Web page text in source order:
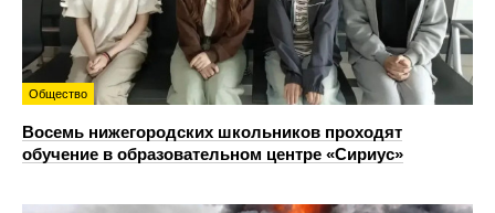
Общество
Восемь нижегородских школьников проходят
обучение в образовательном центре «Сириус»